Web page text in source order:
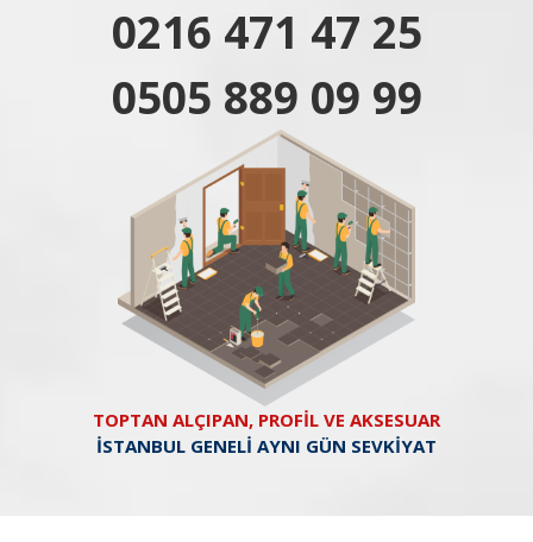
0216 471 47 25
0505 889 09 99
TOPTAN ALÇIPAN, PROFİL VE AKSESUAR
İSTANBUL GENELİ AYNI GÜN SEVKİYAT